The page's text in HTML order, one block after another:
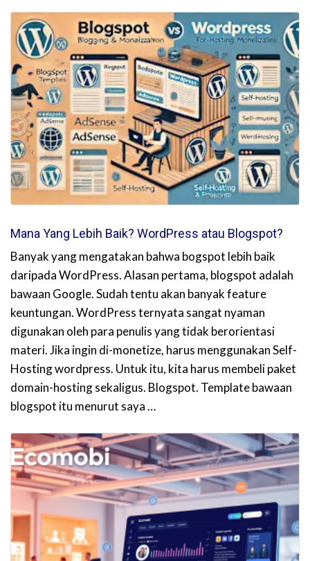
Mana Yang Lebih Baik? WordPress atau Blogspot?
Banyak yang mengatakan bahwa bogspot lebih baik
daripada WordPress. Alasan pertama, blogspot adalah
bawaan Google. Sudah tentu akan banyak feature
keuntungan. WordPress ternyata sangat nyaman
digunakan oleh para penulis yang tidak berorientasi
materi. Jika ingin di-monetize, harus menggunakan Self-
Hosting wordpress. Untuk itu, kita harus membeli paket
domain-hosting sekaligus. Blogspot. Template bawaan
blogspot itu menurut saya …